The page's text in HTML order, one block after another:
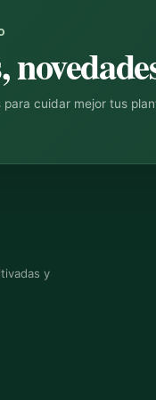
para cuidar mejor tus
y